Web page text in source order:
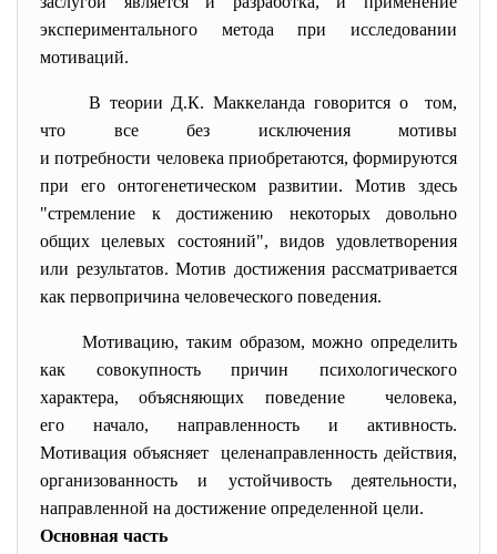
экспериментального метода при исследовании
мотиваций.
В теории Д.К. Маккеланда говорится о том,
что все без исключения мотивы
и потребности человека приобретаются, формируются
при его онтогенетическом развитии. Мотив здесь
"стремление к достижению некоторых довольно
общих целевых состояний", видов удовлетворения
или результатов. Мотив достижения рассматривается
как первопричина человеческого поведения.
Мотивацию, таким образом, можно определить
как совокупность причин психологического
характера, объясняющих поведение человека,
его начало, направленность и активность.
Мотивация объясняет целенаправленность действия,
организованность и устойчивость деятельности,
направленной на достижение определенной цели.
Основная часть